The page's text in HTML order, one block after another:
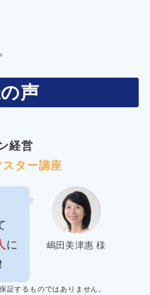
声
経営
ター講座
嶋田美津惠 様
に
ではありません。